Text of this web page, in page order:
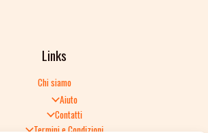
Links
Chi siamo
Aiuto
Contatti
Termini e Condizioni